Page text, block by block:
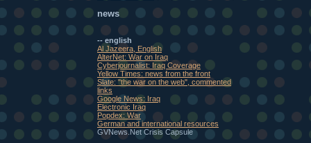
news
-- english
Al Jazeera, English
AlterNet: War on Iraq
Cyberjournalist: Iraq Coverage
Yellow Times: news from the front
Slate: "the war on the web", commented
links
Google News: Iraq
Electronic Iraq
Popdex: War
German and international resources
GVNews.Net Crisis Capsule